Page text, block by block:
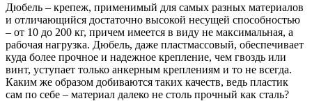
Дюбель – крепеж, применимый для самых разных материалов
и отличающийся достаточно высокой несущей способностью
– от 10 до 200 кг, причем имеется в виду не максимальная, а
рабочая нагрузка. Дюбель, даже пластмассовый, обеспечивает
куда более прочное и надежное крепление, чем гвоздь или
винт, уступает только анкерным креплениям и то не всегда.
Каким же образом добиваются таких качеств, ведь пластик
сам по себе – материал далеко не столь прочный как сталь?